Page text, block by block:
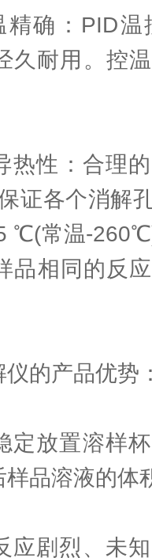
：PID温
久耐用。控
性：合理的
证各个消解
℃(常温-
品相同的反
的产品优势
放置溶样杯
品溶液的体
剧烈、未知